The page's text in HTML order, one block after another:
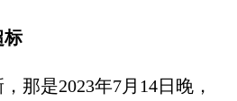
标
是2023年7月14日晚，